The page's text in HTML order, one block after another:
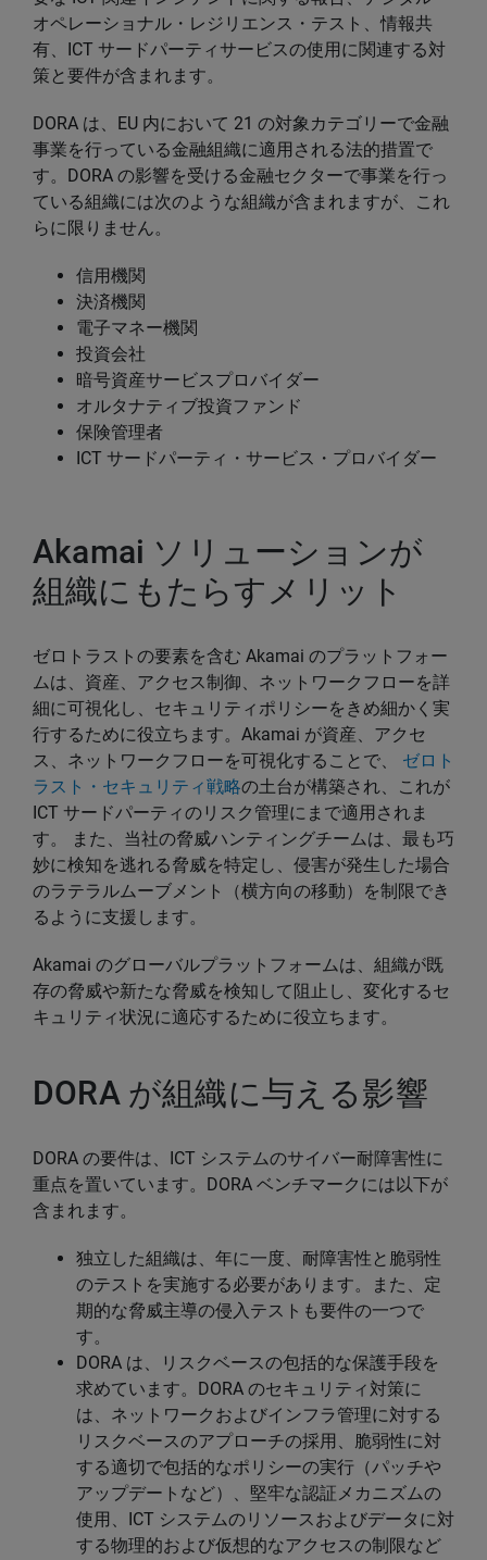
オペレーショナル・レジリエンス・テスト、情報共
有、ICT サードパーティサービスの使用に関連する対
策と要件が含まれます。
DORA は、EU 内において 21 の対象カテゴリーで金融
事業を行っている金融組織に適用される法的措置で
す。DORA の影響を受ける金融セクターで事業を行っ
ている組織には次のような組織が含まれますが、これ
らに限りません。
信用機関
決済機関
電子マネー機関
投資会社
暗号資産サービスプロバイダー
オルタナティブ投資ファンド
保険管理者
ICT サードパーティ・サービス・プロバイダー
Akamai ソリューションが
組織にもたらすメリット
ゼロトラストの要素を含む Akamai のプラットフォー
ムは、資産、アクセス制御、ネットワークフローを詳
細に可視化し、セキュリティポリシーをきめ細かく実
行するために役立ちます。Akamai が資産、アクセ
ス、ネットワークフローを可視化することで、
ゼロト
ラスト・セキュリティ戦略の土台が構築され、これが
ICT サードパーティのリスク管理にまで適用されま
す。 また、当社の脅威ハンティングチームは、最も巧
妙に検知を逃れる脅威を特定し、侵害が発生した場合
のラテラルムーブメント（横方向の移動）を制限でき
るように支援します。
Akamai のグローバルプラットフォームは、組織が既
存の脅威や新たな脅威を検知して阻止し、変化するセ
キュリティ状況に適応するために役立ちます。
DORA が組織に与える影響
DORA の要件は、ICT システムのサイバー耐障害性に
重点を置いています。DORA ベンチマークには以下が
含まれます。
独立した組織は、年に一度、耐障害性と脆弱性
のテストを実施する必要があります。また、定
期的な脅威主導の侵入テストも要件の一つで
す。
DORA は、リスクベースの包括的な保護手段を
求めています。DORA のセキュリティ対策に
は、ネットワークおよびインフラ管理に対する
リスクベースのアプローチの採用、脆弱性に対
する適切で包括的なポリシーの実行（パッチや
アップデートなど）、堅牢な認証メカニズムの
使用、ICT システムのリソースおよびデータに対
する物理的および仮想的なアクセスの制限など